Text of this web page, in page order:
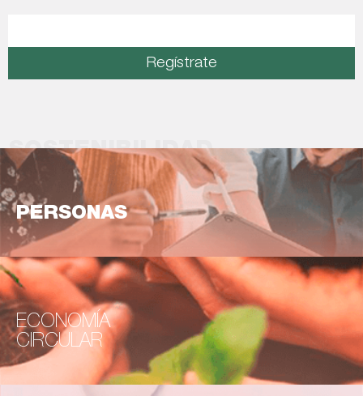
Regístrate
SOSTENIBILIDAD
PERSONAS
ECONOMÍA
CIRCULAR